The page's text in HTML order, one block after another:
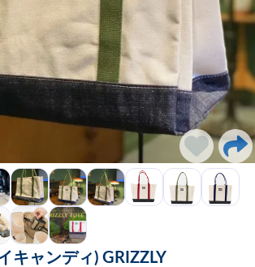
キャンディ) GRIZZLY